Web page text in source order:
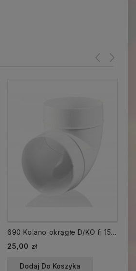
690 Kolano okrągłe D/KO fi 150 kąt 90
Cena
25,00 zł
Dodaj Do Koszyka